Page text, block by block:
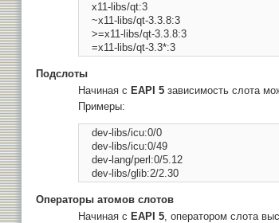
    x11-libs/qt:3
    ~x11-libs/qt-3.3.8:3
    >=x11-libs/qt-3.3.8:3
Подслоты
Начиная с EAPI 5зависимость слота
Примеры:
    dev-libs/icu:0/0
    dev-libs/icu:0/49
    dev-lang/perl:0/5.12
Операторы атомов слотов
Начиная с EAPI 5, оператором слота